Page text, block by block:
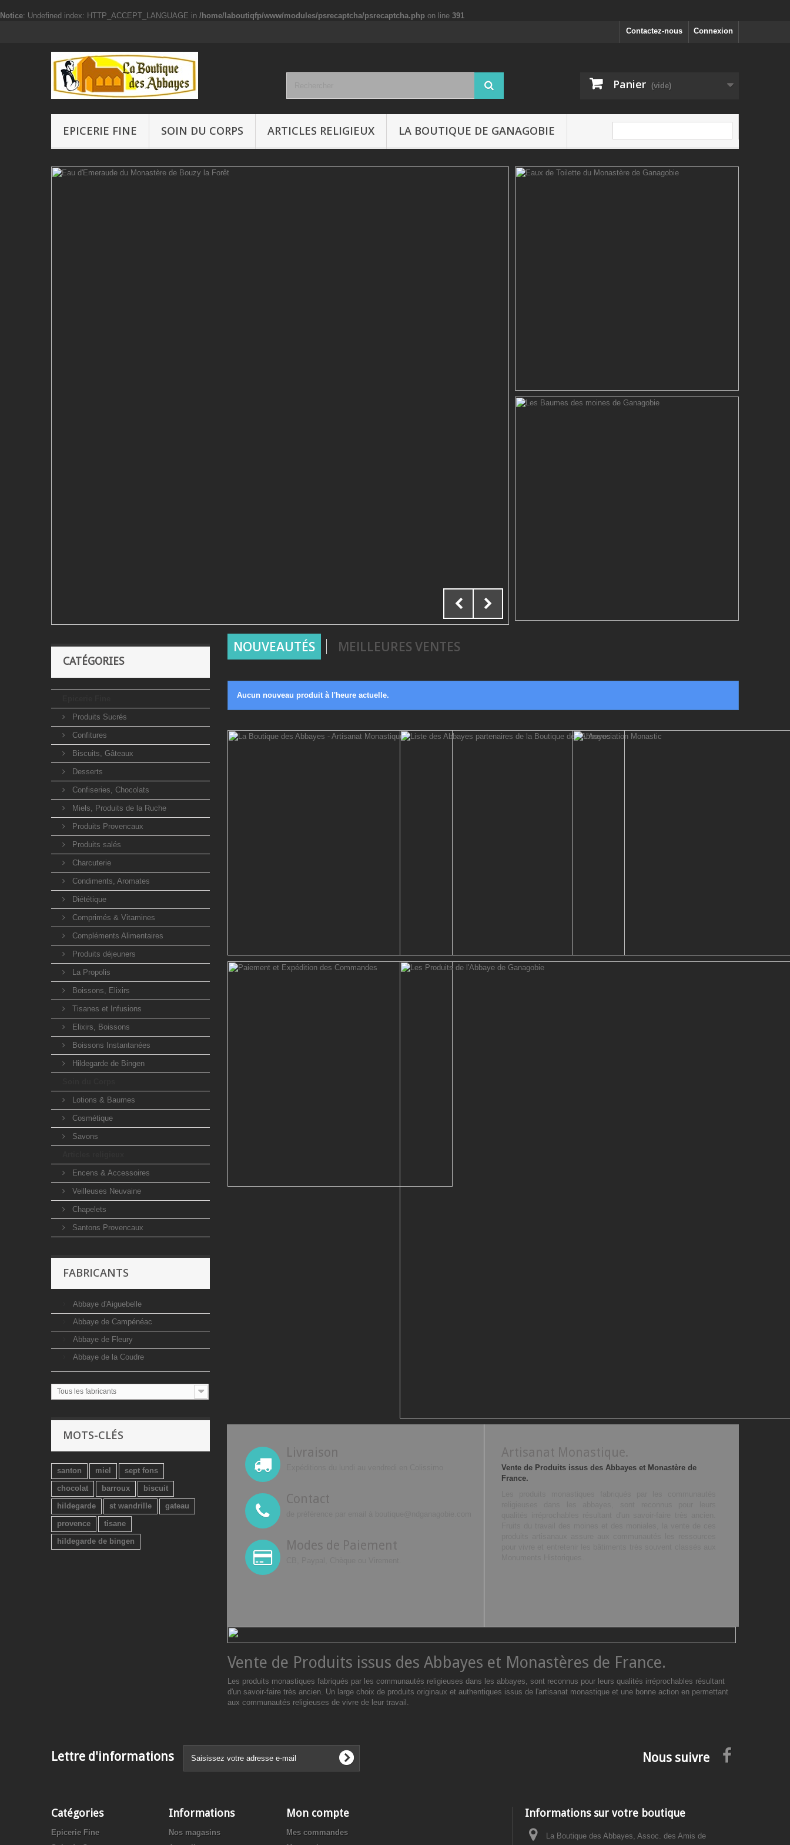
Notice: Undefined index: HTTP_ACCEPT_LANGUAGE in /home/laboutiqfp/www/modules/psrecaptcha/psrecaptcha.php on line 391
Connexion
Contactez-nous
Panier (vide)
EPICERIE FINE SOIN DU CORPS ARTICLES RELIGIEUX LA BOUTIQUE DE GANAGOBIE
CATÉGORIES
Produits Sucrés
Confitures
Biscuits, Gâteaux
Desserts
Confiseries, Chocolats
Miels, Produits de la Ruche
Produits Provencaux
Produits salés
Charcuterie
Condiments, Aromates
Diététique
Comprimés & Vitamines
Compléments Alimentaires
Produits déjeuners
La Propolis
Boissons, Elixirs
Tisanes et Infusions
Elixirs, Boissons
Boissons Instantanées
Hildegarde de Bingen
Lotions & Baumes
Cosmétique
Savons
Encens & Accessoires
Veilleuses Neuvaine
Chapelets
Santons Provencaux
FABRICANTS
Abbaye d'Aiguebelle
Abbaye de Campénéac
Abbaye de Fleury
Abbaye de la Coudre
Tous les fabricants
MOTS-CLÉS
santon miel
sept fons
chocolat
barroux
biscuit
hildegarde
st wandrille
gateau
provence
tisane
hildegarde de bingen
NOUVEAUTÉS MEILLEURES VENTES
Aucun nouveau produit à l'heure actuelle.
Livraison
Contact
Modes de Paiement
Artisanat Monastique.
Vente de Produits issus des Abbayes et Monastère de
France.
Vente de Produits issus des Abbayes et Monastères de France.
Les produits monastiques fabriqués par les communautés religieuses dans les abbayes, sont reconnus pour leurs qualités irréprochables résultant
d'un savoir-faire très ancien. Un large choix de produits originaux et authentiques issus de l'artisanat monastique et une bonne action en permettant
aux communautés religieuses de vivre de leur travail.
Lettre d'informations Nous suivre
Catégories
Epicerie Fine
Informations
Nos magasins
Mon compte
Mes commandes
Informations sur votre boutique
La Boutique des Abbayes, Assoc. des Amis de